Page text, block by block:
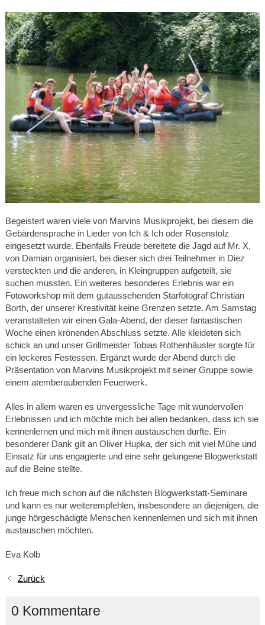
Begeistert waren viele von Marvins Musikprojekt, bei diesem die
Gebärdensprache in Lieder von Ich & Ich oder Rosenstolz
eingesetzt wurde. Ebenfalls Freude bereitete die Jagd auf Mr. X,
von Damian organisiert, bei dieser sich drei Teilnehmer in Diez
versteckten und die anderen, in Kleingruppen aufgeteilt, sie
suchen mussten. Ein weiteres besonderes Erlebnis war ein
Fotoworkshop mit dem gutaussehenden Starfotograf Christian
Borth, der unserer Kreativität keine Grenzen setzte. Am Samstag
veranstalteten wir einen Gala-Abend, der dieser fantastischen
Woche einen krönenden Abschluss setzte. Alle kleideten sich
schick an und unser Grillmeister Tobias Rothenhäusler sorgte für
ein leckeres Festessen. Ergänzt wurde der Abend durch die
Präsentation von Marvins Musikprojekt mit seiner Gruppe sowie
einem atemberaubenden Feuerwerk.
Alles in allem waren es unvergessliche Tage mit wundervollen
Erlebnissen und ich möchte mich bei allen bedanken, dass ich sie
kennenlernen und mich mit ihnen austauschen durfte. Ein
besonderer Dank gilt an Oliver Hupka, der sich mit viel Mühe und
Einsatz für uns engagierte und eine sehr gelungene Blogwerkstatt
auf die Beine stellte.
Ich freue mich schon auf die nächsten Blogwerkstatt-Seminare
und kann es nur weiterempfehlen, insbesondere an diejenigen, die
junge hörgeschädigte Menschen kennenlernen und sich mit ihnen
austauschen möchten.
Eva Kolb
Zurück
0 Kommentare